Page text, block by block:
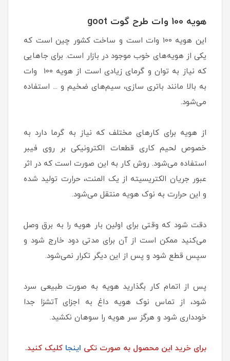
هویه 100 وات طرح گوت goot
این هویه 100 وات است و ساخت کشور چین است که
یکی از هویه‌های خوب موجود در بازار است. برای جاهایی
که نیاز به توان و گرمای زیادی است از هویه 100 وات
به بالا مانند باتری سازی، سیم‌های ضخیم و ... استفاده
می‌شود.
از هویه برای کارهای مختلف که نیاز به گرما دارد به
خصوص لحیم کاری قطعات الکترونیکی بر روی فیبر
استفاده می‌شود. روش کار به این صورت است که در اثر
عبور جریان الکتریسیته از یک المنت، حرارت تولید شده
و این حرارت به نوک هویه منتقل می‌شود.
دقت شود که وقتی برای اولین بار هویه را به برق وصل
می‌کنید ممکن است از آن برای مدتی دود خارج شود و
سپس قطع شود و پس از این دیگر تکرار نمی‌شود.
پس از اتمام کار بگذارید هویه به صورت طبیعی سرد
شود، از تماس نوک هویه داغ به اجزای آتشزا جدا
خودداری شود و هرگز سر هویه را سوهان نکشید.
برای خرید این محصول به صورت تکی اینجا کلیک کنید.